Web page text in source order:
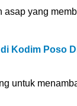
yang
Kodim Poso
untuk